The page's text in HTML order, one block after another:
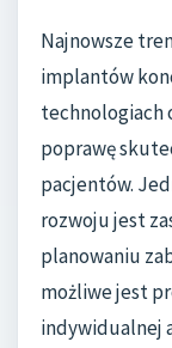
Najnowsze
implantów
technologiach
poprawę
pacjentów.
rozwoju jest
planowaniu
możliwe jest
indywidualnej